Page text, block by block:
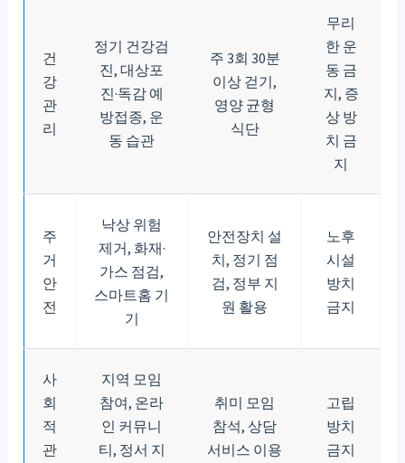
건
강
관
리
정기 건강검
진, 대상포
진·독감 예
방접종, 운
동 습관
주 3회 30분
이상 걷기,
영양 균형
식단
무리
한 운
동 금
지, 증
상 방
치 금
지
주
거
안
전
낙상 위험
제거, 화재·
가스 점검,
스마트홈 기
기
안전장치 설
치, 정기 점
검, 정부 지
원 활용
노후
시설
방치
금지
사
회
적
관
지역 모임
참여, 온라
인 커뮤니
티, 정서 지
취미 모임
참석, 상담
서비스 이용
고립
방치
금지